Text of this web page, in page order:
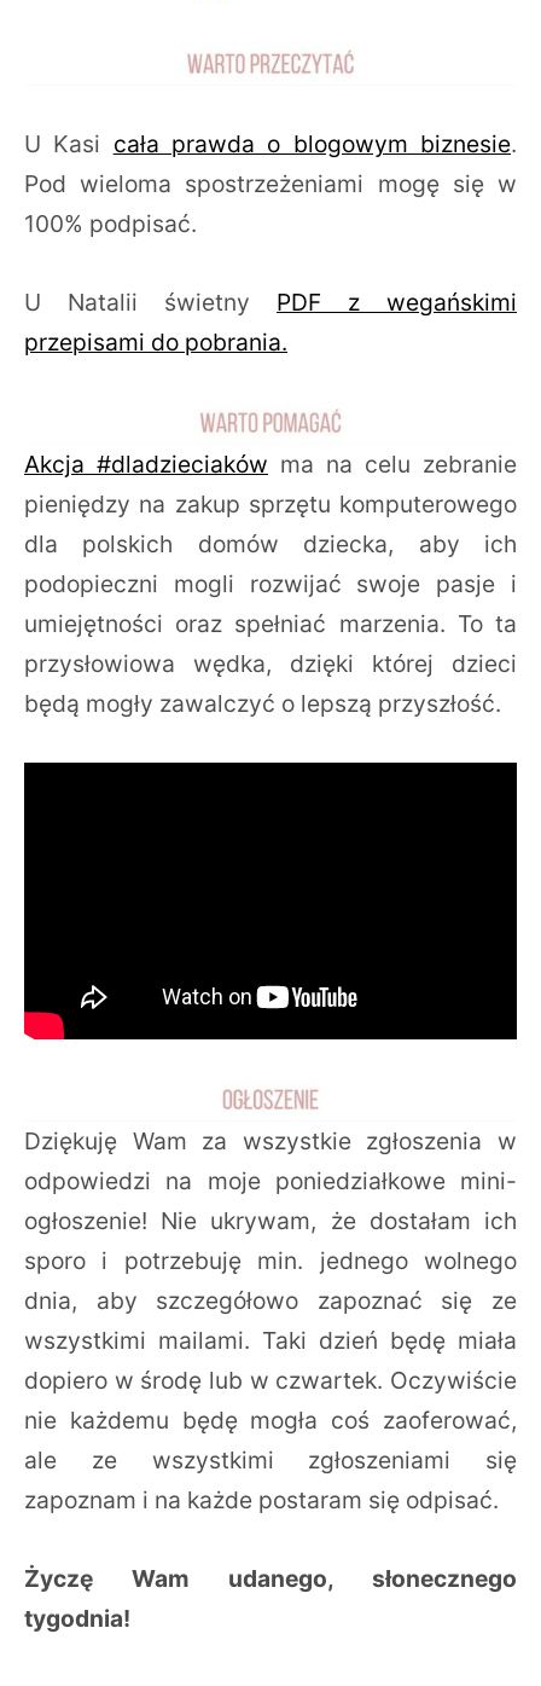
U Kasi cała prawda o blogowym biznesie.
Pod wieloma spostrzeżeniami mogę się w
100% podpisać.
U Natalii świetny PDF z wegańskimi
przepisami do pobrania.
Akcja #dladzieciaków ma na celu zebranie
pieniędzy na zakup sprzętu komputerowego
dla polskich domów dziecka, aby ich
podopieczni mogli rozwijać swoje pasje i
umiejętności oraz spełniać marzenia. To ta
przysłowiowa wędka, dzięki której dzieci
będą mogły zawalczyć o lepszą przyszłość.
Dziękuję Wam za wszystkie zgłoszenia w
odpowiedzi na moje poniedziałkowe mini-
ogłoszenie! Nie ukrywam, że dostałam ich
sporo i potrzebuję min. jednego wolnego
dnia, aby szczegółowo zapoznać się ze
wszystkimi mailami. Taki dzień będę miała
dopiero w środę lub w czwartek. Oczywiście
nie każdemu będę mogła coś zaoferować,
ale ze wszystkimi zgłoszeniami się
zapoznam i na każde postaram się odpisać.
Życzę Wam udanego, słonecznego
tygodnia!